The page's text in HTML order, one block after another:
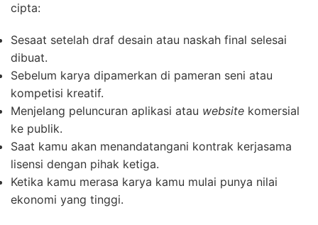
cipta:
Sesaat setelah draf desain atau naskah final selesai
dibuat.
Sebelum karya dipamerkan di pameran seni atau
kompetisi kreatif.
Menjelang peluncuran aplikasi atau website komersial
ke publik.
Saat kamu akan menandatangani kontrak kerjasama
lisensi dengan pihak ketiga.
Ketika kamu merasa karya kamu mulai punya nilai
ekonomi yang tinggi.